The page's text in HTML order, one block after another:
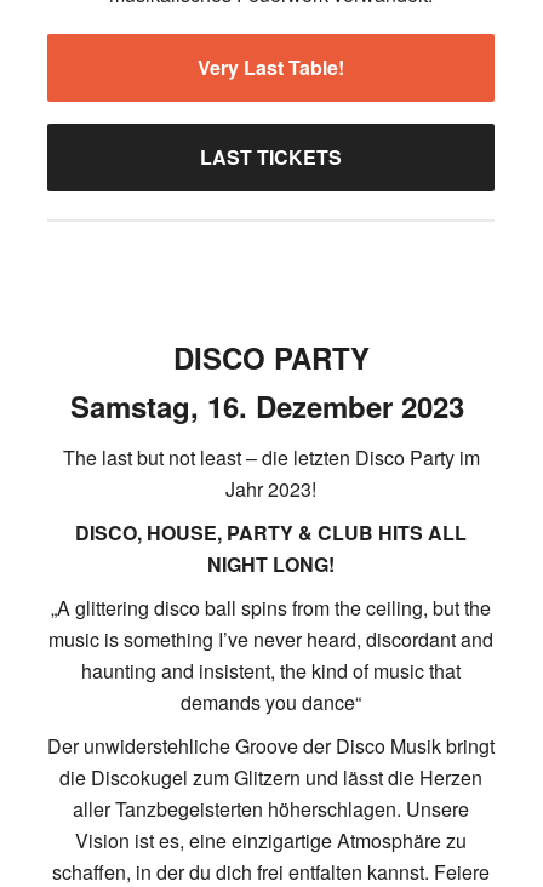
Very Last Table!
LAST TICKETS
DISCO PARTY
Samstag, 16. Dezember 2023
The last but not least – die letzten Disco Party im
Jahr 2023!
DISCO, HOUSE, PARTY & CLUB HITS ALL
NIGHT LONG!
„A glittering disco ball spins from the ceiling, but the
music is something I’ve never heard, discordant and
haunting and insistent, the kind of music that
demands you dance“
Der unwiderstehliche Groove der Disco Musik bringt
die Discokugel zum Glitzern und lässt die Herzen
aller Tanzbegeisterten höherschlagen. Unsere
Vision ist es, eine einzigartige Atmosphäre zu
schaffen, in der du dich frei entfalten kannst. Feiere